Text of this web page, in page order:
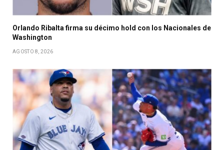
Orlando Ribalta firma su décimo hold con los Nacionales de
Washington
AGOSTO 8, 2026